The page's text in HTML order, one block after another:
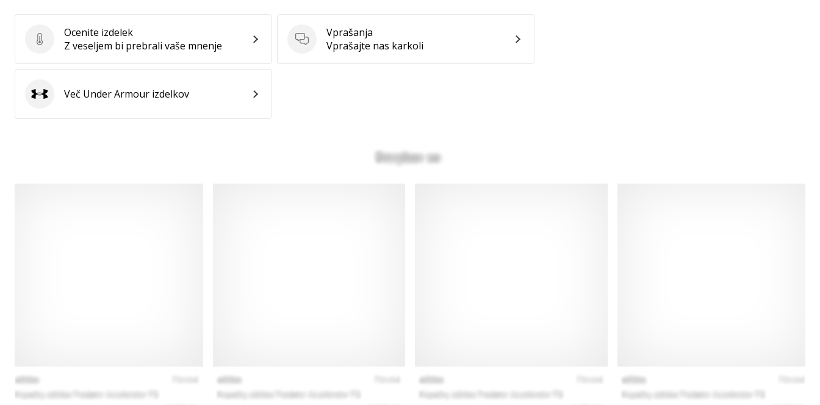
Ocenite izdelek
Ocenite izdelek
Z veseljem bi prebrali vaše mnenje
Vprašanja
Vprašanja
Vprašajte nas karkoli
Under Armour
Več Under Armour izdelkov